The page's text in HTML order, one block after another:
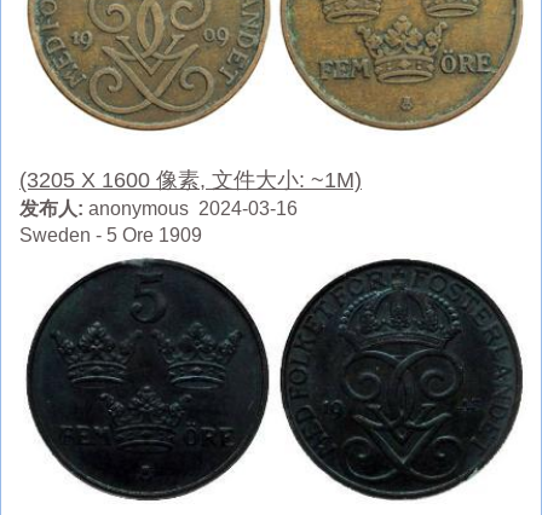
(3205 X 1600 像素, 文件大小: ~1M)
发布人: anonymous 2024-03-16
Sweden - 5 Ore 1909